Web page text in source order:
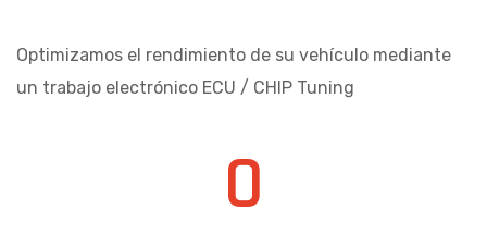
Optimizamos el rendimiento de su vehículo mediante
un trabajo electrónico ECU / CHIP Tuning
0